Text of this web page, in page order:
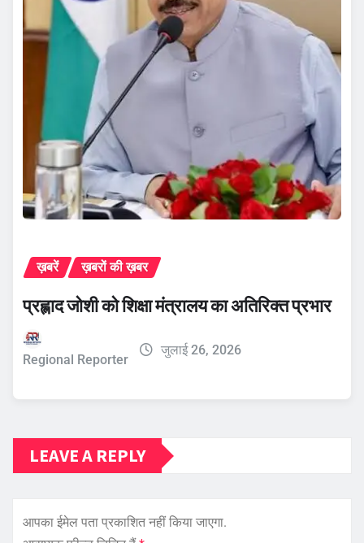
ख़बरें ख़बरों की ख़बर
प्रह्लाद जोशी को शिक्षा मंत्रालय का अतिरिक्त प्रभार
Regional Reporter
जुलाई 26, 2026
LEAVE A REPLY
आपका ईमेल पता प्रकाशित नहीं किया जाएगा.